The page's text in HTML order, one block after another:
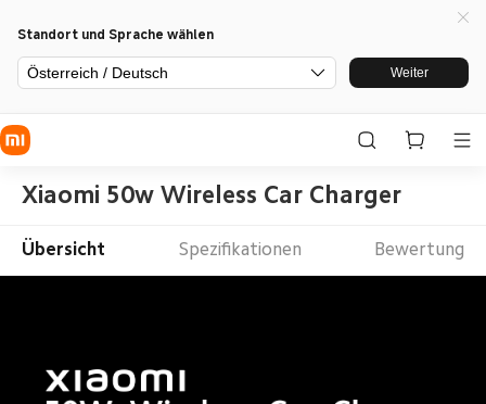
Standort und Sprache wählen
Österreich / Deutsch Weiter
Xiaomi 50w Wireless Car Charger
Übersicht Spezifikationen Bewertung